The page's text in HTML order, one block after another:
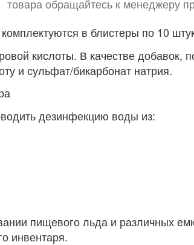
товара обращайтесь к менеджеру
в блистеры по 10
кислоты. В качестве добавок,
и сульфат/бикарбонат натрия.
дезинфекцию воды из:
пищевого льда и различных
инвентаря.